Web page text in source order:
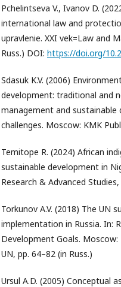
Pchelintseva V., Ivanov D.
international law and
upravlenie. XXI vek=Law and
Russ.) DOI: https://doi.org/
Sdasuk K.V. (2006)
development: traditional and
management and sustainable
challenges. Moscow: KMK
Temitope R. (2024) African
sustainable development in
Research & Advanced
Torkunov A.V. (2018) The UN
implementation in Russia. In:
Development Goals.
UN, pp. 64–82 (in Russ.)
Ursul A.D. (2005) Conceptual